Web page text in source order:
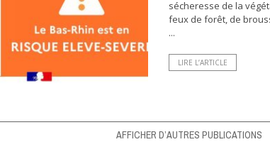
sécheresse de la
feux de forêt, de
...
LIRE L’ARTICLE
AFFICHER D’AUTRES PUBLICATIONS